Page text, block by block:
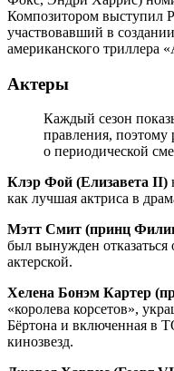
Композитором выступил
участвовавший в
американского триллера
Актеры
Каждый сезон
правления, поэтому
о периодической
Клэр Фой (Елизавета II)
как лучшая актриса в
Мэтт Смит (принц
был вынужден отказаться
актерской.
Хелена Бонэм Картер
«королева корсетов»,
Бёртона и включенная в
кинозвезд.